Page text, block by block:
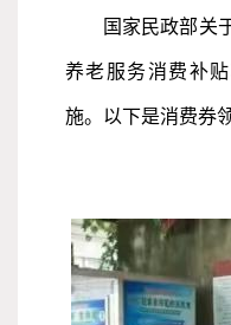
国家民政部关
养老服务消费补
施。 以下是消费券